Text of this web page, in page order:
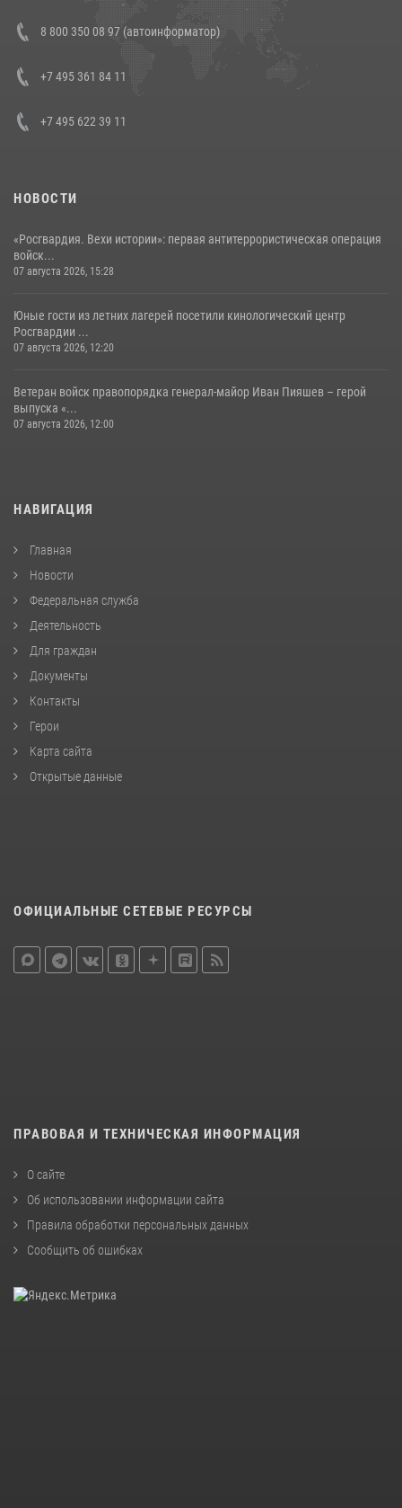
В Росгвардии прошла военно-научная конференция по обобщению
боевого опыта
8 800 350 08 97 (автоинформатор)
+7 495 361 84 11
+7 495 622 39 11
НОВОСТИ
«Росгвардия. Вехи истории»: первая антитеррористическая операция
войск...
07 августа 2026, 15:28
Юные гости из летних лагерей посетили кинологический центр
Росгвардии ...
07 августа 2026, 12:20
Ветеран войск правопорядка генерал-майор Иван Пияшев – герой
выпуска «...
07 августа 2026, 12:00
НАВИГАЦИЯ
Главная
Новости
Федеральная служба
Деятельность
Для граждан
Документы
Контакты
Герои
Карта сайта
Открытые данные
ОФИЦИАЛЬНЫЕ СЕТЕВЫЕ РЕСУРСЫ
ПРАВОВАЯ И ТЕХНИЧЕСКАЯ ИНФОРМАЦИЯ
О сайте
Об использовании информации сайта
Правила обработки персональных данных
Сообщить об ошибках